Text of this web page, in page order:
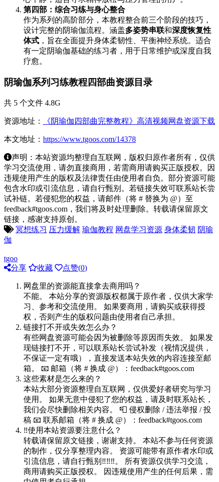
第四部：综合习练与身心整合
作为系列的高阶部分，本教程整合前三个阶段的技巧，
设计完整的阴瑜伽流程。涵盖多姿势串联和深度恢复性
体式 ，旨在全面提升身体柔韧性、平衡神经系统。适合
有一定阴瑜伽基础的练习者，用于日常维护或深度自我
疗愈。
阴瑜伽系列习练教程四部曲资源目录
共 5 个文件 4.8G
资源地址： 《阴瑜伽四部曲完整教程》高清视频网盘资源下载
本文地址： https://www.tgoos.com/14378
声明：本站资源均整理自互联网，版权归原作者所有，仅供
学习交流使用，请勿直接商用，若需商用请购买正版授权。因
违规使用产生的版权及法律责任由使用者自负。部分资源可能
包含水印或引流信息，请自行甄别。若链接失效可联系站长尝
试补链。若侵犯您的权益，请邮件（将 # 替换为 @）至
feedback#tgoos.com，我们将及时处理删除。转载请保留原文
链接，感谢支持原创。
冥想练习 压力缓解 瑜伽教程 网盘学习资源 身体柔韧 阴瑜
伽
tgoo
分享
收藏 点赞(0)
网盘里的资源能直接拿去商用吗？
不能。 本站分享的资源版权都属于原作者，仅供大家学
习、参考和交流使用。 如果要商用，请购买或获得授
权，否则产生的版权问题由使用者自己承担。
链接打不开或失效怎么办？
有些网盘资源可能会因为被删除等原因而失效。 如果发
现链接打不开，可以联系站长尝试补发（视情况提供，
不保证一定有哦），直接发送本站失效的内容连接至邮
箱。 📧 邮箱（将 # 换成 @）：feedback#tgoos.com
这些素材是怎么来的？
本站大部分资源整理自互联网，仅供爱好者研究与学习
使用。 如果无意中侵犯了您的权益，请及时联系站长，
我们会尽快删除相关内容。 📮 侵权删除 / 违法举报 / 投
稿 📧 联系邮箱（将 # 换成 @）：feedback#tgoos.com
‼️使用本站资源要注意什么？
转载请保留原文链接，谢谢支持。 本站不参与任何资源
的制作，仅分享整理内容。 资源可能带有原作者水印或
引流信息，请自行甄别‼️‼️‼️。 所有资源仅供学习交流，
商用请购买正版授权。 因违规使用产生的任何后果，需